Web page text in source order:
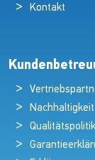
Kontakt
Qualitätspolitik